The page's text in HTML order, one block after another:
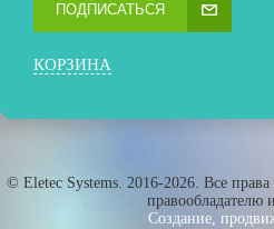
ПОДПИСАТЬСЯ
КОРЗИНА
© Eletec Systems. 2016-2026. Все
Создание,